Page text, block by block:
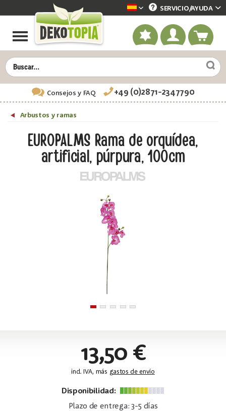
Dekotopia spanisch
SERVICIO/AYUDA
Consejos y FAQ +49 (0)2871-2347790
Arbustos y ramas
EUROPALMS Rama de orquídea,
artificial, púrpura, 100cm
13,50 €
incl. IVA, más gastos de envío
Disponibilidad:
Plazo de entrega: 3-5 días